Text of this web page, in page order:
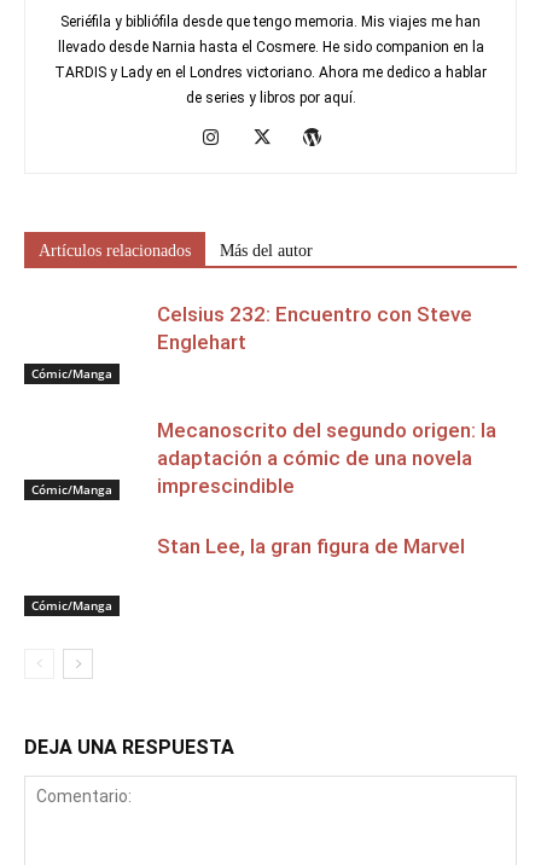
Seriéfila y bibliófila desde que tengo memoria. Mis viajes me han
llevado desde Narnia hasta el Cosmere. He sido companion en la
TARDIS y Lady en el Londres victoriano. Ahora me dedico a hablar
de series y libros por aquí.
Artículos relacionados Más del autor
Cómic/Manga
Celsius 232: Encuentro con Steve
Englehart
Cómic/Manga
Mecanoscrito del segundo origen: la
adaptación a cómic de una novela
imprescindible
Cómic/Manga
Stan Lee, la gran figura de Marvel
DEJA UNA RESPUESTA